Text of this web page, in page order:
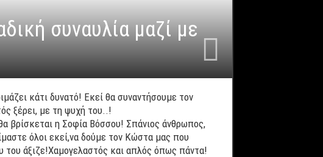
συναυλία μαζί με
κάτι δυνατό! Εκεί θα συναντήσουμε τον
ξέρει, με τη ψυχή του..!
βρίσκεται η Σοφία Βόσσου! Σπάνιος άνθρωπος,
όλοι εκεί,να δούμε τον Κώστα μας που
άξιζε!Χαμογελαστός και απλός όπως πάντα!